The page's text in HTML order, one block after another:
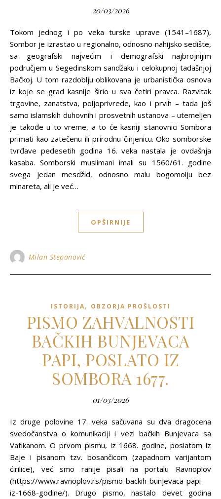
20/03/2026
Tokom jednog i po veka turske uprave (1541–1687),
Sombor je izrastao u regionalno, odnosno nahijsko sedište,
sa geografski najvećim i demografski najbrojnijim
područjem u Segedinskom sandžaku i celokupnoj tadašnjoj
Bačkoj. U tom razdoblju oblikovana je urbanistička osnova
iz koje se grad kasnije širio u sva četiri pravca. Razvitak
trgovine, zanatstva, polјoprivrede, kao i prvih – tada još
samo islamskih duhovnih i prosvetnih ustanova – utemelјen
je takođe u to vreme, a to će kasniji stanovnici Sombora
primati kao zatečenu ili prirodnu činjenicu. Oko somborske
tvrđave pedesetih godina 16. veka nastala je ovdašnja
kasaba. Somborski muslimani imali su 1560/61. godine
svega jedan mesdžid, odnosno malu bogomolјu bez
minareta, ali je već…
OPŠIRNIJE
Milan Stepanović
ISTORIJA, OBZORJA PROŠLOSTI
PISMO ZAHVALNOSTI
BAČKIH BUNJEVACA
PAPI, POSLATO IZ
SOMBORA 1677.
01/03/2026
Iz druge polovine 17. veka sačuvana su dva dragocena
svedočanstva o komunikaciji i vezi bačkih Bunjevaca sa
Vatikanom. O prvom pismu, iz 1668. godine, poslatom iz
Baje i pisanom tzv. bosančicom (zapadnom varijantom
ćirilice), već smo ranije pisali na portalu Ravnoplov
(https://www.ravnoplov.rs/pismo-backih-bunjevaca-papi-
iz-1668-godine/). Drugo pismo, nastalo devet godina